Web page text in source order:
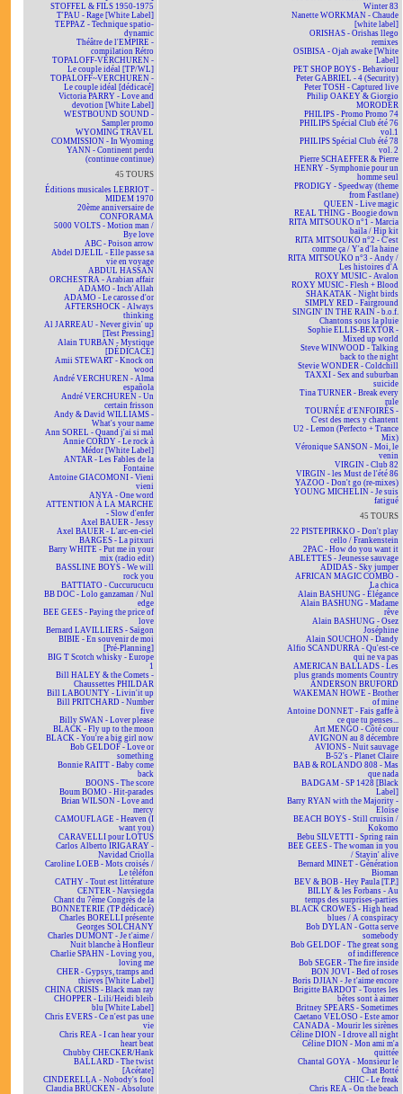
STOFFEL & FILS 1950-1975
T'PAU - Rage [White Label]
TEPPAZ - Technique spatio-
dynamic
Théâtre de l'EMPIRE -
compilation Rétro
TOPALOFF-VERCHUREN -
Le couple idéal [TP/WL]
TOPALOFF~VERCHUREN -
Le couple idéal [dédicacé]
Victoria PARRY - Love and
devotion [White Label]
WESTBOUND SOUND -
Sampler promo
WYOMING TRAVEL
COMMISSION - In Wyoming
YANN - Continent perdu
(continue continue)
45 TOURS
Éditions musicales LEBRIOT -
MIDEM 1970
20ème anniversaire de
CONFORAMA
5000 VOLTS - Motion man /
Bye love
ABC - Poison arrow
Abdel DJELIL - Elle passe sa
vie en voyage
ABDUL HASSAN
ORCHESTRA - Arabian affair
ADAMO - Inch'Allah
ADAMO - Le carosse d'or
AFTERSHOCK - Always
thinking
Al JARREAU - Never givin' up
[Test Pressing]
Alain TURBAN - Mystique
[DÉDICACÉ]
Amii STEWART - Knock on
wood
André VERCHUREN - Alma
española
André VERCHUREN - Un
certain frisson
Andy & David WILLIAMS -
What's your name
Ann SOREL - Quand j'ai si mal
Annie CORDY - Le rock à
Médor [White Label]
ANTAR - Les Fables de la
Fontaine
Antoine GIACOMONI - Vieni
vieni
ANYA - One word
ATTENTION À LA MARCHE
- Slow d'enfer
Axel BAUER - Jessy
Axel BAUER - L'arc-en-ciel
BARGES - La pitxuri
Barry WHITE - Put me in your
mix (radio edit)
BASSLINE BOYS - We will
rock you
BATTIATO - Cuccurucucu
BB DOC - Lolo ganzaman / Nul
edge
BEE GEES - Paying the price of
love
Bernard LAVILLIERS - Saïgon
BIBIE - En souvenir de moi
[Pré-Planning]
BIG T Scotch whisky - Europe
1
Bill HALEY & the Comets -
Chaussettes PHILDAR
Bill LABOUNTY - Livin'it up
Bill PRITCHARD - Number
five
Billy SWAN - Lover please
BLACK - Fly up to the moon
BLACK - You're a big girl now
Bob GELDOF - Love or
something
Bonnie RAITT - Baby come
back
BOONS - The score
Boum BOMO - Hit-parades
Brian WILSON - Love and
mercy
CAMOUFLAGE - Heaven (I
want you)
CARAVELLI pour LOTUS
Carlos Alberto IRIGARAY -
Navidad Criolla
Caroline LOEB - Mots croisés /
Le téléfon
CATHY - Tout est littérature
CENTER - Navsiegda
Chant du 7ème Congrès de la
BONNETERIE (TP dédicacé)
Charles BORELLI présente
Georges SOLCHANY
Charles DUMONT - Je t'aime /
Nuit blanche à Honfleur
Charlie SPAHN - Loving you,
loving me
CHER - Gypsys, tramps and
thieves [White Label]
CHINA CRISIS - Black man ray
CHOPPER - Lili/Heidi bleib
blu [White Label]
Chris EVERS - Ce n'est pas une
vie
Chris REA - I can hear your
heart beat
Chubby CHECKER/Hank
BALLARD - The twist
[Acétate]
CINDERELLA - Nobody's fool
Claudia BRÜCKEN - Absolute
Winter 83
Nanette WORKMAN - Chaude
[white label]
ORISHAS - Orishas llego
remixes
OSIBISA - Ojah awake [White
Label]
PET SHOP BOYS - Behaviour
Peter GABRIEL - 4 (Security)
Peter TOSH - Captured live
Philip OAKEY & Giorgio
MORODER
PHILIPS - Promo Promo 74
PHILIPS Spécial Club été 76
vol.1
PHILIPS Spécial Club été 78
vol. 2
Pierre SCHAEFFER & Pierre
HENRY - Symphonie pour un
homme seul
PRODIGY - Speedway (theme
from Fastlane)
QUEEN - Live magic
REAL THING - Boogie down
RITA MITSOUKO n°1 - Marcia
baila / Hip kit
RITA MITSOUKO n°2 - C'est
comme ça / Y'a d'la haine
RITA MITSOUKO n°3 - Andy /
Les histoires d'A
ROXY MUSIC - Avalon
ROXY MUSIC - Flesh + Blood
SHAKATAK - Night birds
SIMPLY RED - Fairground
SINGIN' IN THE RAIN - b.o.f.
Chantons sous la pluie
Sophie ELLIS-BEXTOR -
Mixed up world
Steve WINWOOD - Talking
back to the night
Stevie WONDER - Coldchill
TAXXI - Sex and suburban
suicide
Tina TURNER - Break every
rule
TOURNÉE d'ENFOIRÉS -
C'est des mecs y chantent
U2 - Lemon (Perfecto + Trance
Mix)
Véronique SANSON - Moi, le
venin
VIRGIN - Club 82
VIRGIN - les Must de l'été 86
YAZOO - Don't go (re-mixes)
YOUNG MICHELIN - Je suis
fatigué
45 TOURS
22 PISTEPIRKKO - Don't play
cello / Frankenstein
2PAC - How do you want it
ABLETTES - Jeunesse sauvage
ADIDAS - Sky jumper
AFRICAN MAGIC COMBO -
La chica
Alain BASHUNG - Élégance
Alain BASHUNG - Madame
rêve
Alain BASHUNG - Osez
Joséphine
Alain SOUCHON - Dandy
Alfio SCANDURRA - Qu'est-ce
qui ne va pas
AMERICAN BALLADS - Les
plus grands moments Country
ANDERSON BRUFORD
WAKEMAN HOWE - Brother
of mine
Antoine DONNET - Fais gaffe à
ce que tu penses...
Art MENGO - Côté cour
AVIGNON au 8 décembre
AVIONS - Nuit sauvage
B-52's - Planet Claire
BAB & ROLANDO 808 - Mas
que nada
BADGAM - SP 1428 [Black
Label]
Barry RYAN with the Majority -
Eloïse
BEACH BOYS - Still cruisin /
Kokomo
Bebu SILVETTI - Spring rain
BEE GEES - The woman in you
/ Stayin' alive
Bernard MINET - Génération
Bioman
BEV & BOB - Hey Paula [T.P.]
BILLY & les Forbans - Au
temps des surprises-parties
BLACK CROWES - High head
blues / A conspiracy
Bob DYLAN - Gotta serve
somebody
Bob GELDOF - The great song
of indifference
Bob SEGER - The fire inside
BON JOVI - Bed of roses
Boris DJIAN - Je t'aime encore
Brigitte BARDOT - Toutes les
bêtes sont à aimer
Britney SPEARS - Sometimes
Caetano VELOSO - Este amor
CANADA - Mourir les sirènes
Céline DION - I drove all night
Céline DION - Mon ami m'a
quittée
Chantal GOYA - Monsieur le
Chat Botté
CHIC - Le freak
Chris REA - On the beach